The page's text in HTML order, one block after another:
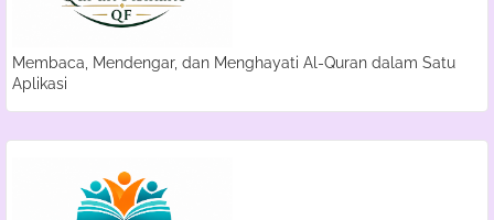
Membaca, Mendengar, dan Menghayati Al-Quran dalam Satu
Aplikasi